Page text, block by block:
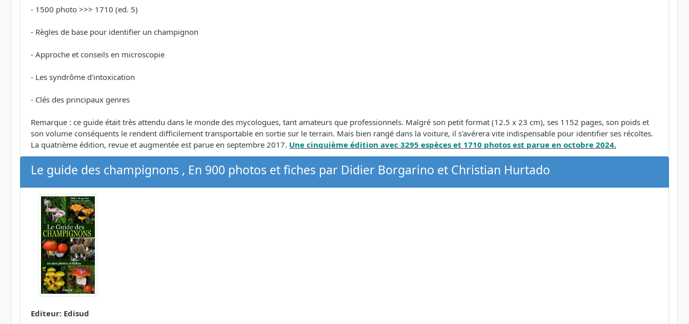
- 1500 photo >>> 1710 (ed. 5)
- Règles de base pour identifier un champignon
- Approche et conseils en microscopie
- Les syndrôme d'intoxication
- Clés des principaux genres
Remarque : ce guide était très attendu dans le monde des mycologues, tant amateurs que professionnels. Malgré son petit format (12.5 x 23 cm), ses 1152 pages, son poids et
son volume conséquents le rendent difficilement transportable en sortie sur le terrain. Mais bien rangé dans la voiture, il s'avérera vite indispensable pour identifier ses récoltes.
La quatrième édition, revue et augmentée est parue en septembre 2017. Une cinquième édition avec 3295 espèces et 1710 photos est parue en octobre 2024.
Le guide des champignons , En 900 photos et fiches par Didier Borgarino et Christian Hurtado
Editeur: Edisud